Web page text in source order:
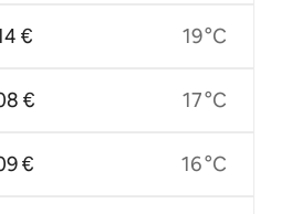
€
€
€
19 °C
17 °C
16 °C